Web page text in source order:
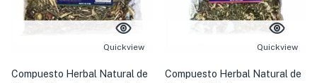
Quickview
Compuesto Herbal Natural de
Quickview
Compuesto Herbal Natural de